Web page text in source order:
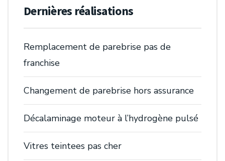
Dernières réalisations
Remplacement de parebrise pas de
franchise
Changement de parebrise hors assurance
Décalaminage moteur à l’hydrogène pulsé
Vitres teintees pas cher